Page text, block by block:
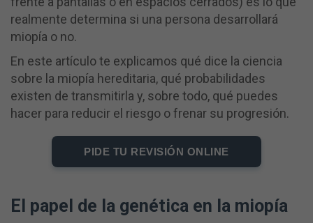
realmente determina si una persona desarrollará
miopía o no.
En este artículo te explicamos qué dice la ciencia
sobre la miopía hereditaria, qué probabilidades
existen de transmitirla y, sobre todo, qué puedes
hacer para reducir el riesgo o frenar su progresión.
PIDE TU REVISIÓN ONLINE
El papel de la genética en la miopía